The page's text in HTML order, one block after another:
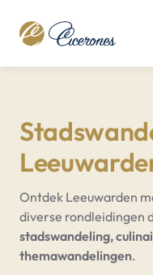
Ontdek Leeuwarden
diverse rondleidingen
stadswandeling,
themawandelingen.